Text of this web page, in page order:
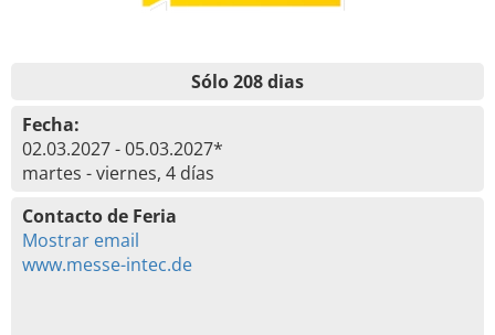
Sólo 208 dias
Fecha:
02.03.2027 - 05.03.2027*
martes - viernes, 4 días
Contacto de Feria
Mostrar email
www.messe-intec.de